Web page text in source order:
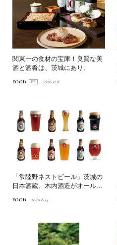
関東一の食材の宝庫！良質な美
酒と酒肴は、茨城にあり。
FOOD 2020.12.8
「常陸野ネストビール」茨城の
日本酒蔵、木内酒造がオール地
FOOD 2020.8.14